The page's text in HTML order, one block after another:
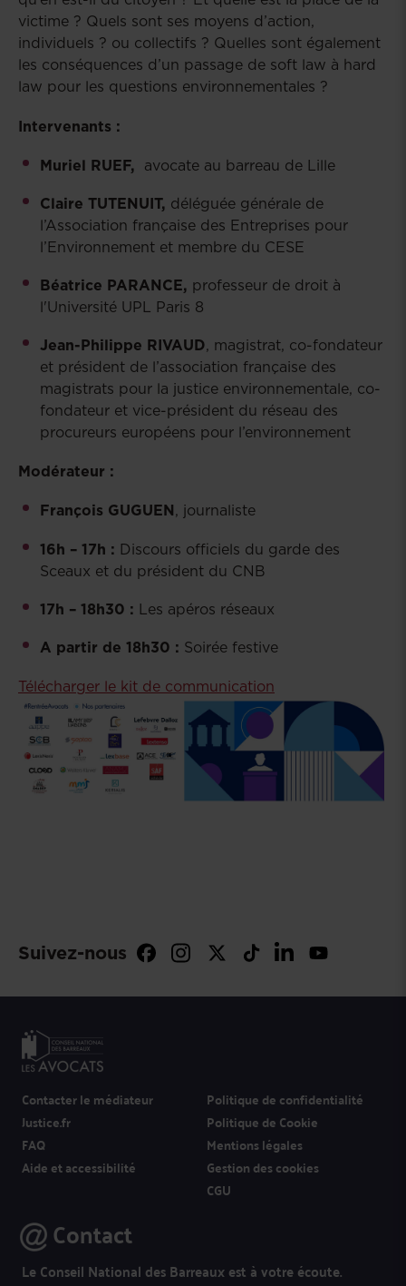
victime ? Quels sont ses moyens d’action,
individuels ? ou collectifs ? Quelles sont également
les conséquences d’un passage de soft law à hard
law pour les questions environnementales ?
Intervenants :
Muriel RUEF, avocate au barreau de Lille
Claire TUTENUIT, déléguée générale de
l’Association française des Entreprises pour
l’Environnement et membre du CESE
Béatrice PARANCE, professeur de droit à
l'Université UPL Paris 8
Jean-Philippe RIVAUD, magistrat, co-fondateur
et président de l’association française des
magistrats pour la justice environnementale, co-
fondateur et vice-président du réseau des
procureurs européens pour l’environnement
Modérateur :
François GUGUEN, journaliste
16h – 17h : Discours officiels du garde des
Sceaux et du président du CNB
17h – 18h30 : Les apéros réseaux
A partir de 18h30 : Soirée festive
Télécharger le kit de communication
Suivez-nous
Contacter le médiateur
Justice.fr
FAQ
Aide et accessibilité
Politique de confidentialité
Politique de Cookie
Mentions légales
Gestion des cookies
CGU
Contact
Le Conseil National des Barreaux est à votre écoute.